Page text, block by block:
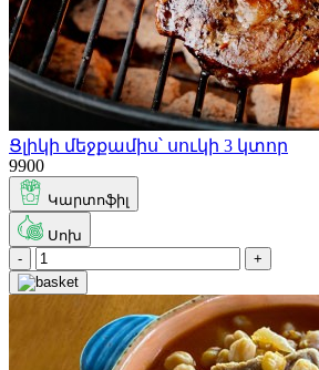
Ցլիկի մեջքամիս՝ սուկի 3 կտոր
9900
Կարտոֆիլ
Սոխ
-
+